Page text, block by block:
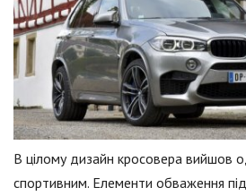
В цілому дизайн кросовера вийшов
спортивним. Елементи обваження